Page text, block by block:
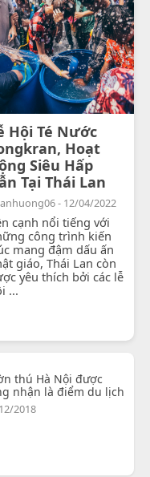
Hội Té Nước
Hoạt
Siêu Hấp
Tại Thái Lan
- 12/04/2022
cạnh nổi tiếng với
công trình kiến
mang đậm dấu ấn
giáo, Thái Lan còn
yêu thích bởi các lễ
...
thú Hà Nội được
nhận là điểm du lịch
2018